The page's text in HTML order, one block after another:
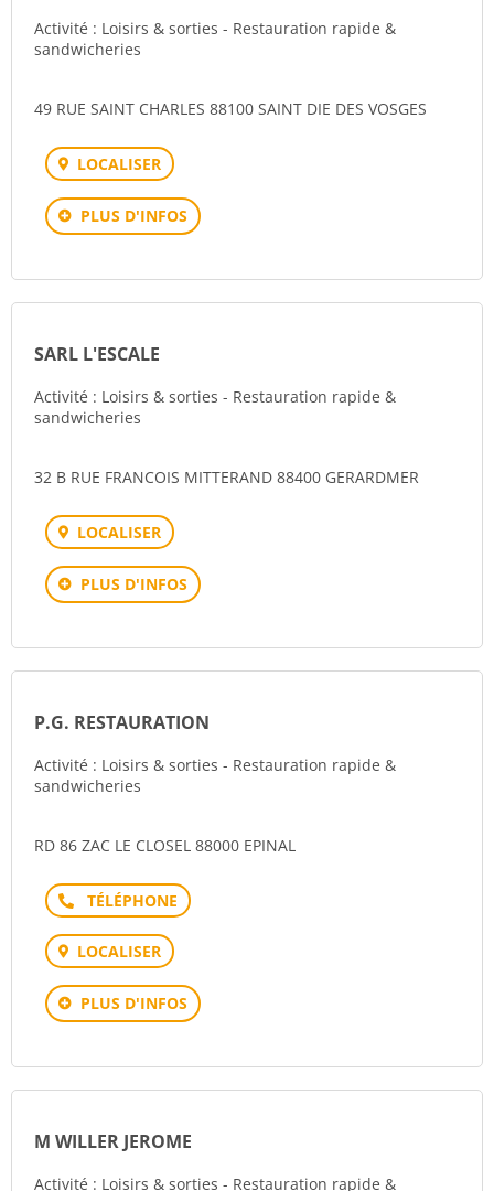
Activité : Loisirs & sorties - Restauration rapide &
sandwicheries
49 RUE SAINT CHARLES 88100 SAINT DIE DES VOSGES
LOCALISER
PLUS D'INFOS
SARL L'ESCALE
Activité : Loisirs & sorties - Restauration rapide &
sandwicheries
32 B RUE FRANCOIS MITTERAND 88400 GERARDMER
LOCALISER
PLUS D'INFOS
P.G. RESTAURATION
Activité : Loisirs & sorties - Restauration rapide &
sandwicheries
RD 86 ZAC LE CLOSEL 88000 EPINAL
Téléphone
LOCALISER
PLUS D'INFOS
M WILLER JEROME
Activité : Loisirs & sorties - Restauration rapide &